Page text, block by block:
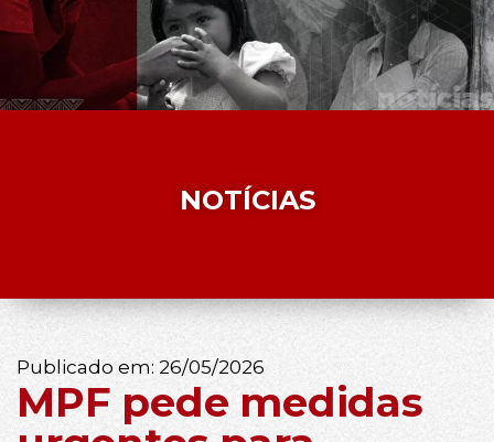
NOTÍCIAS
Publicado em: 26/05/2026
MPF pede medidas